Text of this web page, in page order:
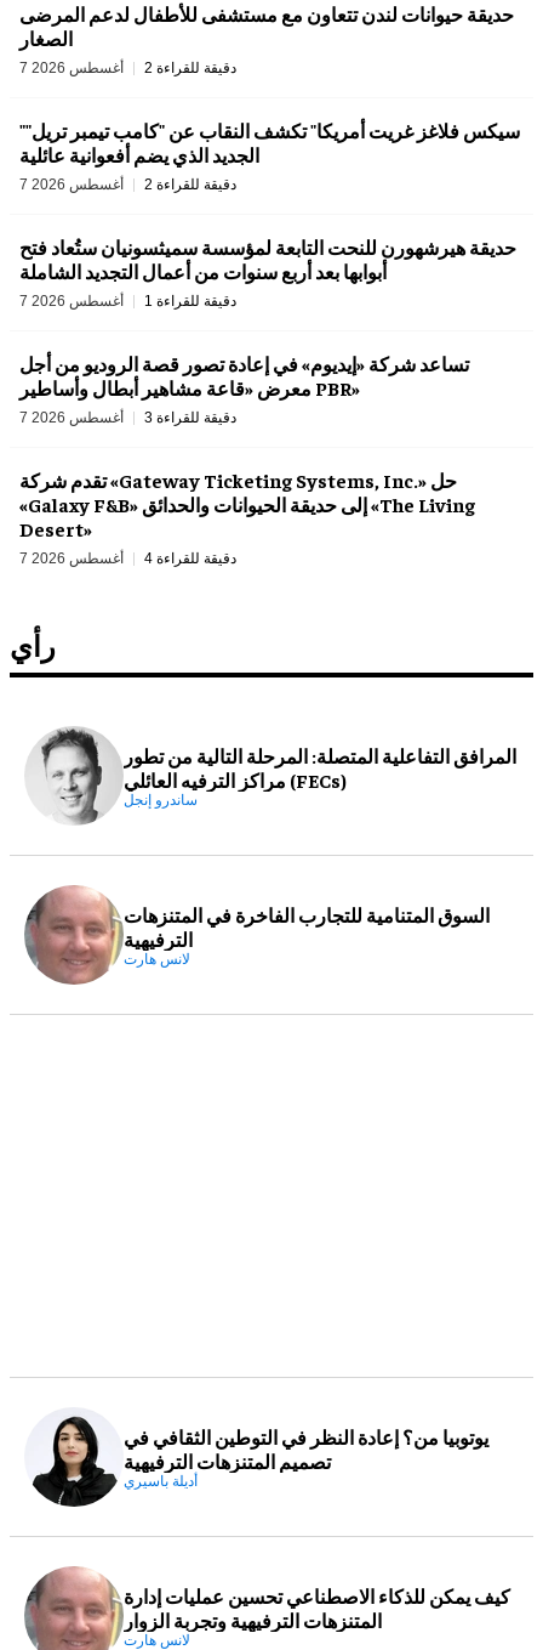
رأي
المرافق التفاعلية المتصلة: المرحلة التالية من تطور
مراكز الترفيه العائلي (FECs)
ساندرو إنجل
السوق المتنامية للتجارب الفاخرة في المتنزهات
الترفيهية
لانس هارت
يوتوبيا من؟ إعادة النظر في التوطين الثقافي في
تصميم المتنزهات الترفيهية
أديلة باسيري
كيف يمكن للذكاء الاصطناعي تحسين عمليات إدارة
المتنزهات الترفيهية وتجربة الزوار
لانس هارت
حديقة حيوانات لندن تتعاون مع مستشفى للأطفال لدعم المرضى
الصغار
7 أغسطس 2026 2 دقيقة للقراءة
"سيكس فلاغز غريت أمريكا" تكشف النقاب عن "كامب تيمبر تريل"
الجديد الذي يضم أفعوانية عائلية
7 أغسطس 2026 2 دقيقة للقراءة
حديقة هيرشهورن للنحت التابعة لمؤسسة سميثسونيان ستُعاد فتح
أبوابها بعد أربع سنوات من أعمال التجديد الشاملة
7 أغسطس 2026 1 دقيقة للقراءة
تساعد شركة «إيديوم» في إعادة تصور قصة الروديو من أجل
معرض «قاعة مشاهير أبطال وأساطير PBR»
7 أغسطس 2026 3 دقيقة للقراءة
تقدم شركة «Gateway Ticketing Systems, Inc.» حل
«Galaxy F&B» إلى حديقة الحيوانات والحدائق «The Living
Desert»
7 أغسطس 2026 4 دقيقة للقراءة